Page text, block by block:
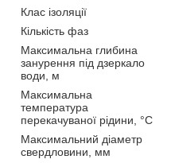
Клас ізоляції
Кількість фаз
Максимальна глибина
занурення під дзеркало
води, м
Максимальна
температура
перекачуваної рідини, °C
Максимальний діаметр
свердловини, мм